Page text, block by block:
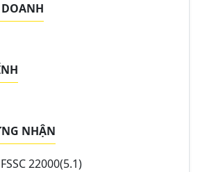
NHẬN
22000(5.1)